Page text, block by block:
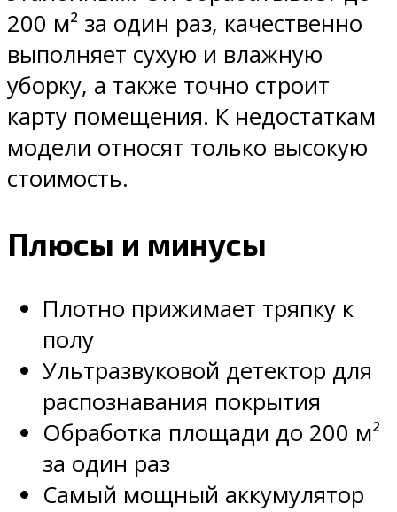
200 м² за один раз, качественно
выполняет сухую и влажную
уборку, а также точно строит
карту помещения. К недостаткам
модели относят только высокую
стоимость.
Плюсы и минусы
Плотно прижимает тряпку к
полу
Ультразвуковой детектор для
распознавания покрытия
Обработка площади до 200 м²
за один раз
Самый мощный аккумулятор